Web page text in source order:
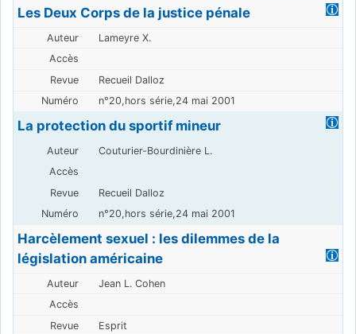
Les Deux Corps de la justice pénale
Lameyre X.
Recueil Dalloz
n°20,hors série,24 mai 2001
La protection du sportif mineur
Couturier-Bourdinière L.
Recueil Dalloz
n°20,hors série,24 mai 2001
Harcèlement sexuel : les dilemmes de la
législation américaine
Jean L. Cohen
Esprit